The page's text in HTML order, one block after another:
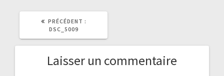
PRÉCÉDENT :
DSC_5009
Laisser un commentaire